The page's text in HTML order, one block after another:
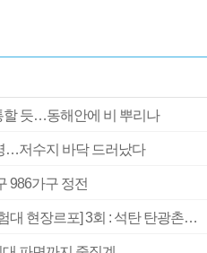
할 듯…동해안에 비 뿌리나
…저수지 바닥 드러났다
986가구 정전
[2026 부산청소년극지체험탐험대 현장르포] 3회 : 석탄 탄광촌에서 북극 연구의 중심지로